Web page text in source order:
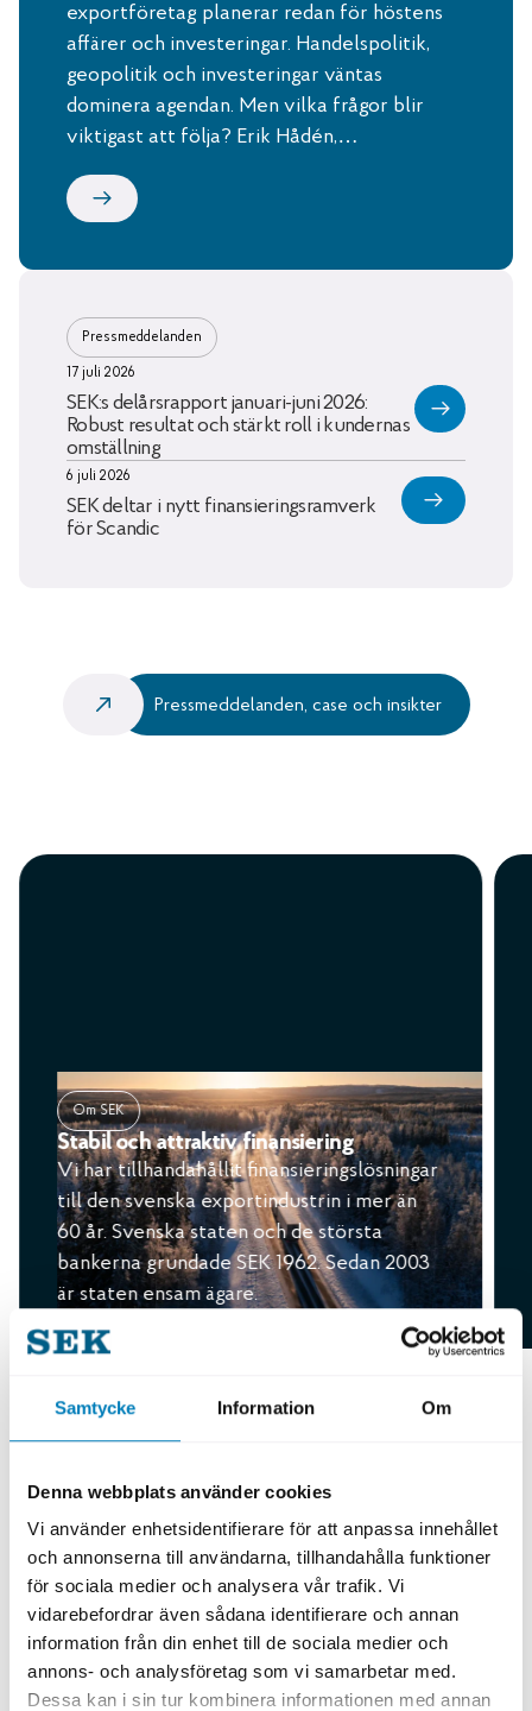
Samtycke Information Om
Denna webbplats använder cookies
Vi använder enhetsidentifierare för att anpassa innehållet
och annonserna till användarna, tillhandahålla funktioner
för sociala medier och analysera vår trafik. Vi
vidarebefordrar även sådana identifierare och annan
information från din enhet till de sociala medier och
annons- och analysföretag som vi samarbetar med.
Dessa kan i sin tur kombinera informationen med annan
exportföretag planerar redan för höstens
affärer och investeringar. Handelspolitik,
geopolitik och investeringar väntas
dominera agendan. Men vilka frågor blir
viktigast att följa? Erik Hådén,…
Pressmeddelanden
17 juli 2026
SEK:s delårsrapport januari-juni 2026:
Robust resultat och stärkt roll i kundernas
omställning
6 juli 2026
SEK deltar i nytt finansieringsramverk
för Scandic
Pressmeddelanden, case och insikter
Om SEK
Stabil och attraktiv finansiering
Vi har tillhandahållit finansieringslösningar
till den svenska exportindustrin i mer än
60 år. Svenska staten och de största
bankerna grundade SEK 1962. Sedan 2003
är staten ensam ägare.
För företag För köpare av svensk export